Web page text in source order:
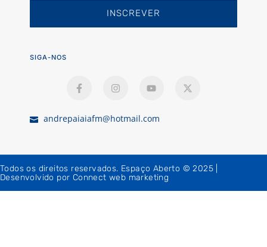
INSCREVER
SIGA-NOS
andrepaiaiafm@hotmail.com
Todos os direitos reservados. Espaço Aberto © 2025 |
Desenvolvido por Connect web marketing